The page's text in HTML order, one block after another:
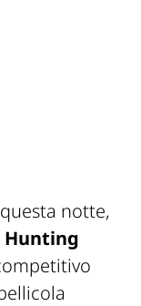
notte,
Hunting